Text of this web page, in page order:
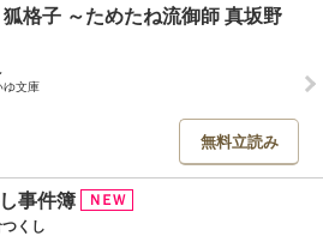
格子 ～ためたね流御師 真坂野
ゆ文庫
無料立読み
事件簿
くし